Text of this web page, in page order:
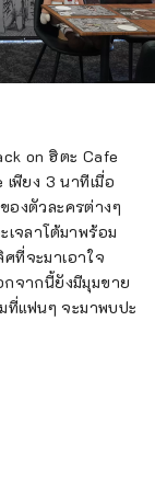
on ฮิตะ Cafe
พียง 3 นาทีเมื่อ
องตัวละครต่างๆ
เจลาโต้มาพร้อม
ที่จะมาเอาใจ
กจากนี้ยังมีมุมขาย
แฟนๆ จะมาพบปะ